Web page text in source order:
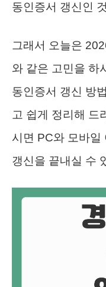
동인증서 갱신인
그래서 오늘은
와 같은 고민을 하
동인증서 갱신 방
고 쉽게 정리해 드
시면 PC와 모바일
갱신을 끝내실 수